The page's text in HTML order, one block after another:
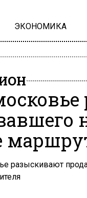
ЭКОНОМИКА